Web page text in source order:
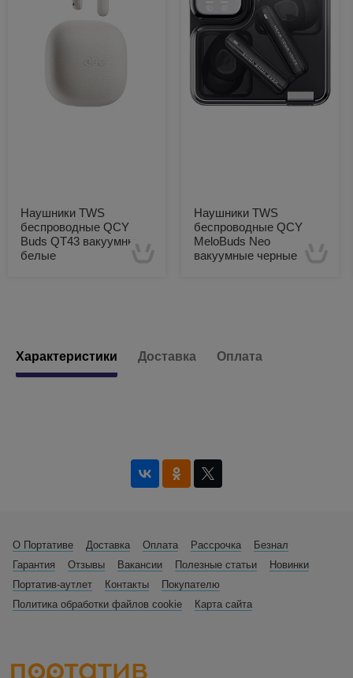
Наушники TWS
беспроводные QCY
Buds QT43 вакуумные
белые
Наушники TWS
беспроводные QCY
MeloBuds Neo
вакуумные черные
Характеристики Доставка Оплата
О Портативе Доставка Оплата Рассрочка
Безнал
Гарантия
Отзывы Вакансии Полезные статьи
Новинки
Портатив-аутлет
Контакты
Покупателю
Политика обработки файлов cookie
Карта сайта